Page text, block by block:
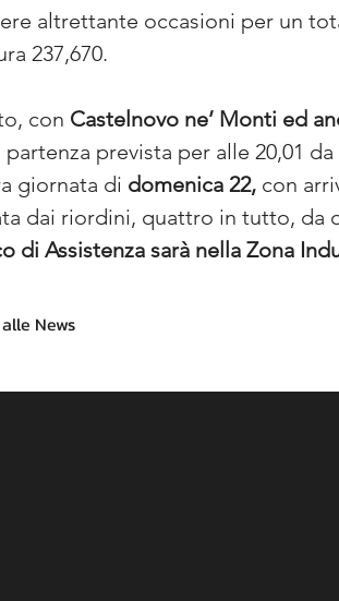
altrettante occasioni per un
237,670.
con Castelnovo ne’ Monti ed
prevista per alle 20,01
giornata di domenica 22, con
dai riordini, quattro in tutto, da
di Assistenza sarà nella Zona
News